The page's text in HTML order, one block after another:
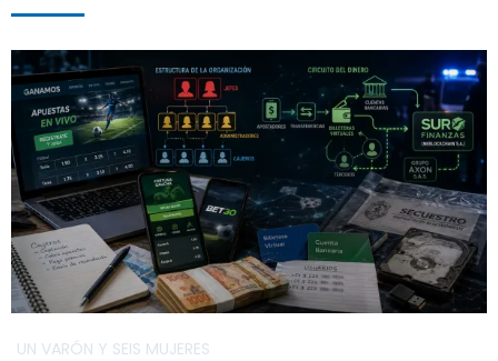
UN VARÓN Y SEIS MUJERES